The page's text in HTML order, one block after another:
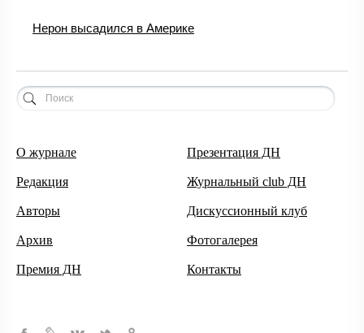
Нерон высадился в Америке
О журнале
Редакция
Авторы
Архив
Премия ДН
Презентация ДН
Журнальный club ДН
Дискуссионный клуб
Фотогалерея
Контакты